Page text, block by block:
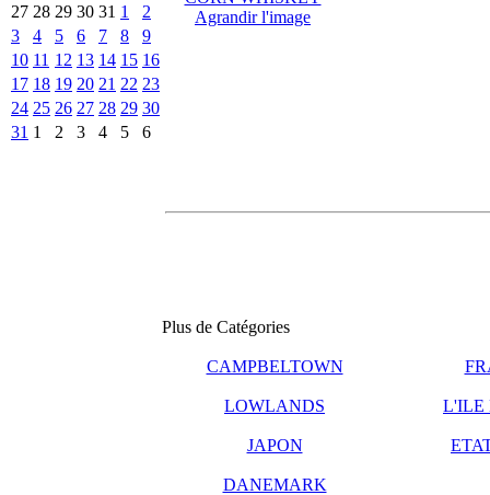
27 28 29 30 31 1
2
3
4 5 6 7 8
9
10 11 12 13 14 15 16
17 18 19 20 21 22 23
24 25 26 27 28 29 30
31 1 2 3 4 5 6
Agrandir l'image
Plus de Catégories
CAMPBELTOWN
LOWLANDS L'ILE
JAPON
DANEMARK